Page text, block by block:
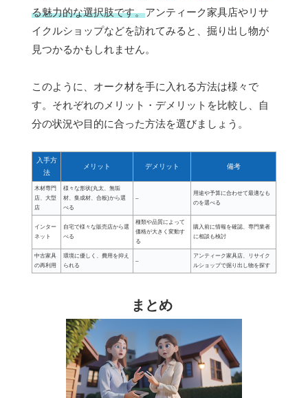
る魅力的な選択肢です。アンティーク家具店やリサ
イクルショップなどを訪れてみると、掘り出し物が
見つかるかもしれません。
このように、オーク材を手に入れる方法は様々で
す。それぞれのメリット・デメリットを比較し、自
分の状況や目的に合った方法を選びましょう。
入手方
法
メリット デメリット 備考
木材専門
店、大型
店
様々な形状(丸太、無垢
材、集成材、合板)から選
べる
–
用途や予算に合わせて最適なも
のを選べる
インター
ネット
自宅で様々な販売店から選
べる
種類や品質によって
価格が大きく変動す
る
購入前に情報を確認、専門業者
に相談も検討
中古家具
の再利用
環境に優しく、費用を抑え
られる
–
アンティーク家具店、リサイク
ルショップで掘り出し物を探す
まとめ